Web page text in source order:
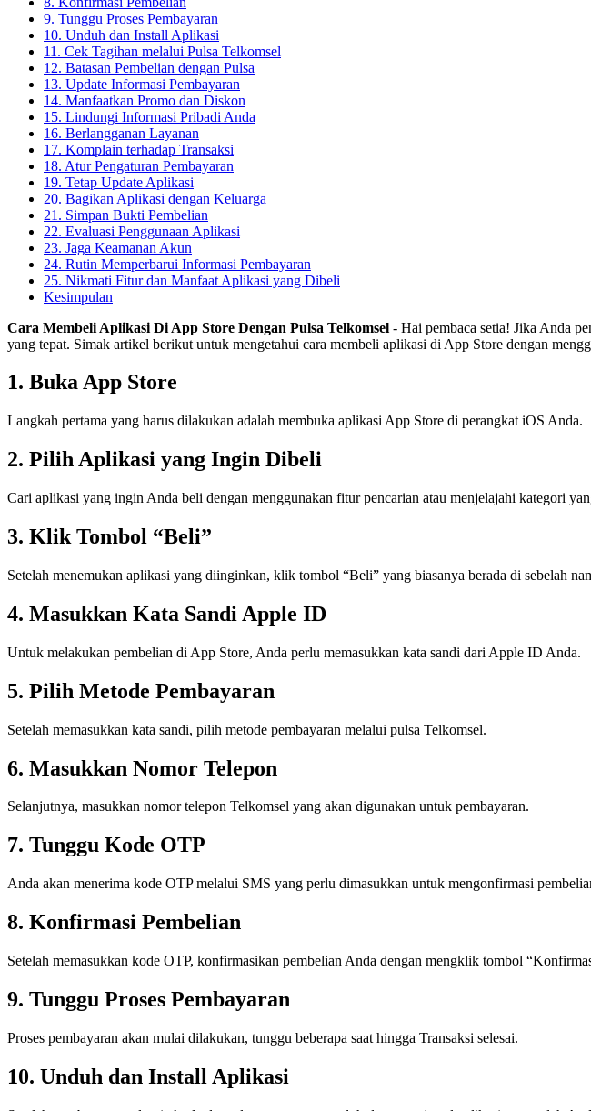
9. Tunggu Proses Pembayaran
10. Unduh dan Install Aplikasi
11. Cek Tagihan melalui Pulsa Telkomsel
12. Batasan Pembelian dengan Pulsa
13. Update Informasi Pembayaran
14. Manfaatkan Promo dan Diskon
15. Lindungi Informasi Pribadi Anda
16. Berlangganan Layanan
17. Komplain terhadap Transaksi
18. Atur Pengaturan Pembayaran
19. Tetap Update Aplikasi
20. Bagikan Aplikasi dengan Keluarga
21. Simpan Bukti Pembelian
22. Evaluasi Penggunaan Aplikasi
23. Jaga Keamanan Akun
24. Rutin Memperbarui Informasi Pembayaran
25. Nikmati Fitur dan Manfaat Aplikasi yang Dibeli
Kesimpulan
Cara Membeli Aplikasi Di App Store Dengan Pulsa Telkomsel - Hai pembaca setia! Jika Anda
yang tepat. Simak artikel berikut untuk mengetahui cara membeli aplikasi di App Store dengan
1. Buka App Store
Langkah pertama yang harus dilakukan adalah membuka aplikasi App Store di perangkat iOS Anda.
2. Pilih Aplikasi yang Ingin Dibeli
Cari aplikasi yang ingin Anda beli dengan menggunakan fitur pencarian atau menjelajahi kategori
3. Klik Tombol “Beli”
Setelah menemukan aplikasi yang diinginkan, klik tombol “Beli” yang biasanya berada di sebelah
4. Masukkan Kata Sandi Apple ID
Untuk melakukan pembelian di App Store, Anda perlu memasukkan kata sandi dari Apple ID Anda.
5. Pilih Metode Pembayaran
Setelah memasukkan kata sandi, pilih metode pembayaran melalui pulsa Telkomsel.
6. Masukkan Nomor Telepon
Selanjutnya, masukkan nomor telepon Telkomsel yang akan digunakan untuk pembayaran.
7. Tunggu Kode OTP
Anda akan menerima kode OTP melalui SMS yang perlu dimasukkan untuk mengonfirmasi
8. Konfirmasi Pembelian
Setelah memasukkan kode OTP, konfirmasikan pembelian Anda dengan mengklik tombol
9. Tunggu Proses Pembayaran
Proses pembayaran akan mulai dilakukan, tunggu beberapa saat hingga Transaksi selesai.
10. Unduh dan Install Aplikasi